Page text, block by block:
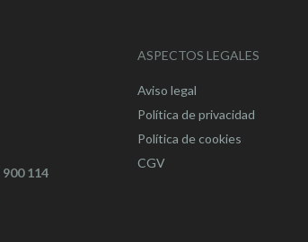
114
ASPECTOS LEGALES
Aviso legal
Política de privacidad
Política de cookies
CGV